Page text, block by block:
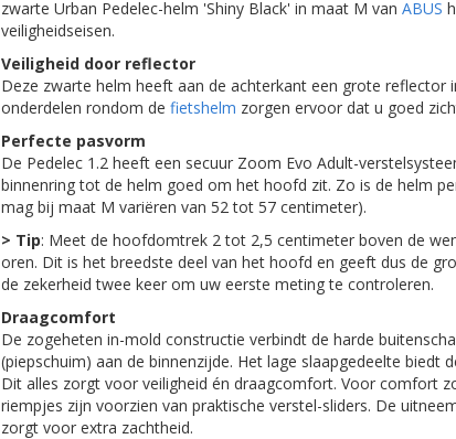
zwarte Urban Pedelec-helm 'Shiny Black' in maat M van ABUS
veiligheidseisen.
Veiligheid door reflector
Deze zwarte helm heeft aan de achterkant een grote reflector
onderdelen rondom de fietshelm zorgen ervoor dat u goed
Perfecte pasvorm
De Pedelec 1.2 heeft een secuur Zoom Evo Adult-
binnenring tot de helm goed om het hoofd zit. Zo is de helm
mag bij maat M variëren van 52 tot 57 centimeter).
> Tip: Meet de hoofdomtrek 2 tot 2,5 centimeter boven de
oren. Dit is het breedste deel van het hoofd en geeft dus de
de zekerheid twee keer om uw eerste meting te controleren.
Draagcomfort
De zogeheten in-mold constructie verbindt de harde
(piepschuim) aan de binnenzijde. Het lage slaapgedeelte biedt
Dit alles zorgt voor veiligheid én draagcomfort. Voor comfort
riempjes zijn voorzien van praktische verstel-sliders. De
zorgt voor extra zachtheid.